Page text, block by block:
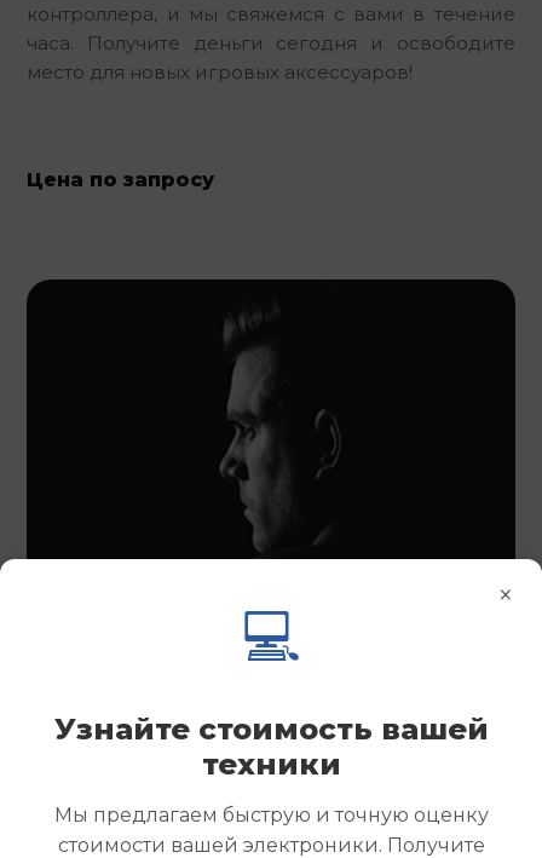
контроллера, и мы свяжемся с вами в течение
часа. Получите деньги сегодня и освободите
место для новых игровых аксессуаров!
Цена по запросу
×
💻
Узнайте стоимость вашей
техники
Мы предлагаем быструю и точную оценку
стоимости вашей электроники. Получите